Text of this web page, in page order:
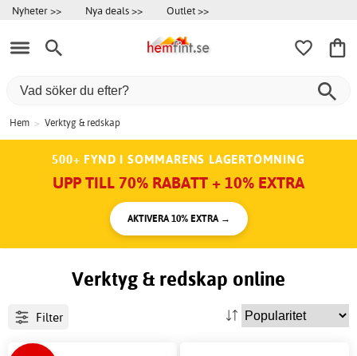
Nyheter >> Nya deals >> Outlet >>
Hem > Verktyg & redskap
500+ FYND I SOMMARENS LAGERTÖMNING
UPP TILL 70% RABATT + 10% EXTRA
AKTIVERA 10% EXTRA →
Verktyg & redskap online
Filter